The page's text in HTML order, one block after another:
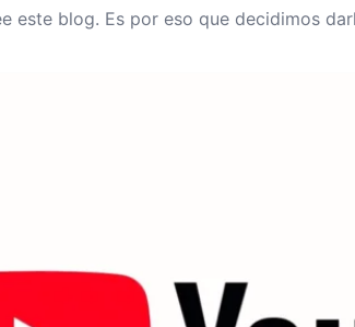
este blog. Es por eso que decidimos